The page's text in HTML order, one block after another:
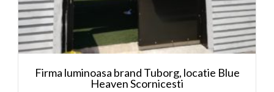
Firma luminoasa brand Tuborg, locatie Blue
Heaven Scornicesti